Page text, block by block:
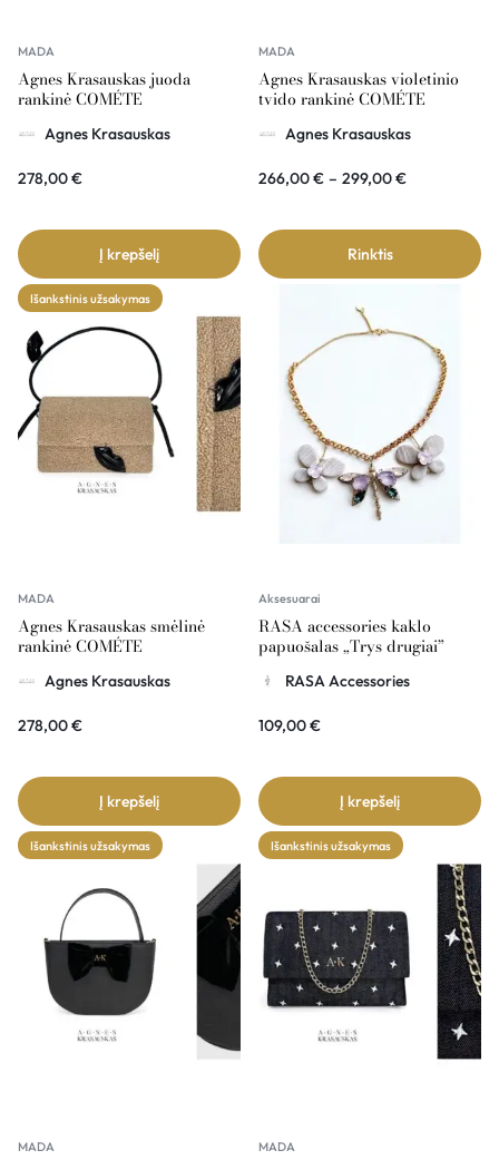
MADA
Agnes Krasauskas juoda
rankinė COMÉTE
Agnes Krasauskas
278,00€
Į krepšelį
MADA
Agnes Krasauskas violetinio
tvido rankinė COMÉTE
Agnes Krasauskas
266,00€ – 299,00€
Rinktis
Išankstinis užsakymas
MADA
Agnes Krasauskas smėlinė
rankinė COMÉTE
Agnes Krasauskas
278,00€
Į krepšelį
Aksesuarai
RASA accessories kaklo
papuošalas „Trys drugiai”
RASA Accessories
109,00€
Į krepšelį
Išankstinis užsakymas
MADA
Išankstinis užsakymas
MADA